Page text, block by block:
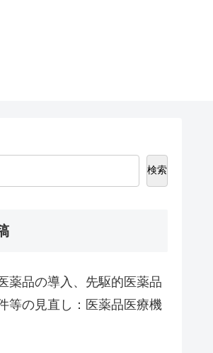
検索
薬品の導入、先駆的医薬品
等の見直し：医薬品医療機